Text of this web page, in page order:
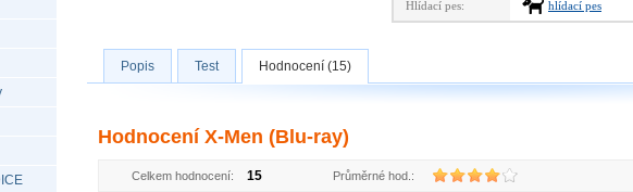
Hlídací pes: hlídací pes
Popis Test Hodnocení (15)
Hodnocení X-Men (Blu-ray)
Celkem hodnocení: 15 Průměrné hod.: